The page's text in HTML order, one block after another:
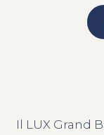
Il LUX Grand